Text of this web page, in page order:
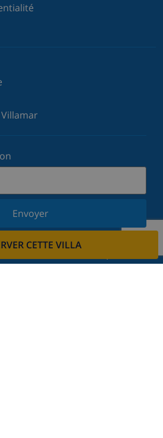
CETTE VILLA
Envoyer
newsletter et restez informé